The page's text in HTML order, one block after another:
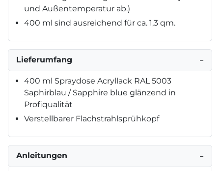
und Außentemperatur ab.)
400 ml sind ausreichend für ca. 1,3 qm.
Lieferumfang −
400 ml Spraydose Acryllack RAL 5003
Saphirblau / Sapphire blue glänzend in
Profiqualität
Verstellbarer Flachstrahlsprühkopf
Anleitungen −